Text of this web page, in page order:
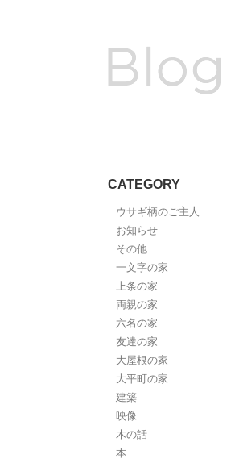
CATEGORY
ウサギ柄のご主人
お知らせ
その他
一文字の家
上条の家
両親の家
六名の家
友達の家
大屋根の家
大平町の家
建築
映像
木の話
本